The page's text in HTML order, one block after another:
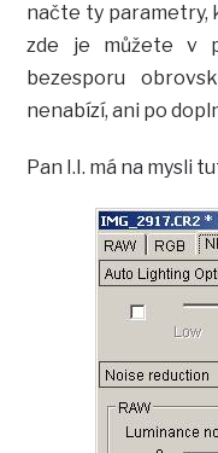
načte ty parametry,
zde je můžete v
bezesporu
nenabízí, ani po
Pan I.I. má na mysli